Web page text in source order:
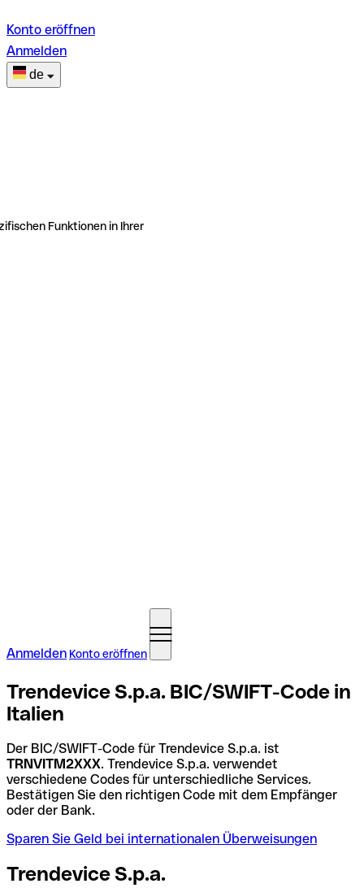
Konto eröffnen
Anmelden
de
Funktionen in Ihrer
Anmelden Konto eröffnen
Trendevice S.p.a. BIC/SWIFT-Code in
Italien
Der BIC/SWIFT-Code für Trendevice S.p.a. ist
TRNVITM2XXX. Trendevice S.p.a. verwendet
verschiedene Codes für unterschiedliche Services.
Bestätigen Sie den richtigen Code mit dem Empfänger
oder der Bank.
Sparen Sie Geld bei internationalen Überweisungen
Trendevice S.p.a.